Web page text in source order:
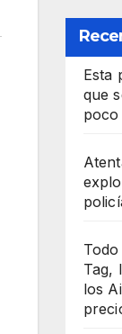
Esta
que
poco
Tag,
los